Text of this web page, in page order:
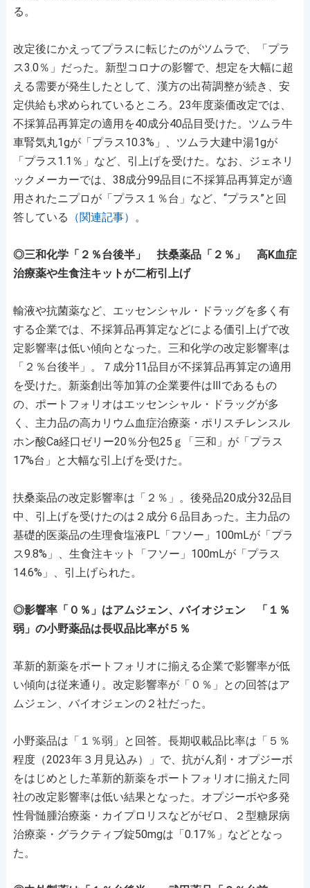
る。
改定後にかえってプラスに転じたのがツムラで、「プラ
ス3.0％」だった。新型コロナの影響で、想定を大幅に超
える需要が発生したとして、漢方の出荷調整が続き、安
定供給も求められているところ。23年度薬価改定では、
不採算品再算定の適用を40成分40品目受けた。ツムラ⽜
⾞腎気丸1gが「プラス10.3%」、ツムラ⼤建中湯1gが
「プラス1.1％」など、引上げを受けた。なお、ジェネリ
ックメーカーでは、38成分99品目に不採算品再算定が適
用されたニプロが「プラス１％台」など、“プラス”と回
答している
（関連記事） 。
◎三和化学「２％台後半」 扶桑薬品「２％」 高K血症
治療薬や生食注キットが二桁引上げ
輸液や抗菌薬など、エッセンシャル・ドラッグを多く有
する企業では、不採算品再算定などによる価引上げで改
定影響率は低い傾向となった。三和化学の改定影響率は
「２％台後半」。７成分11品目が不採算品再算定の適用
を受けた。新薬創出等加算の企業要件はⅢであるもの
の、ポートフォリオはエッセンシャル・ドラッグが多
く、主力品の高カリウム血症治療薬・ポリスチレンスル
ホン酸Ca経⼝ゼリー20％分包25ｇ「三和」が「プラス
17%台」と大幅な引上げを受けた。
扶桑薬品の改定影響率は「２％」。後発品20成分32品目
中、引上げを受けたのは２成分６品目あった。主力品の
基礎的医薬品の⽣理⾷塩液PL「フソー」100mLが「プラ
ス9.8%」、⽣⾷注キット「フソー」100mLが「プラス
14.6%」、引上げられた。
◎影響率「０％」はアムジェン、バイオジェン 「１％
弱」の小野薬品は長収品比率が５％
革新的新薬をポートフォリオに揃える企業で影響率が低
い傾向は従来通り。改定影響率が「０％」との回答はア
ムジェン、バイオジェンの２社だった。
小野薬品は「１％弱」と回答。長期収載品比率は「５％
程度（2023年３月見込み）」で、抗がん剤・オプジーボ
をはじめとした革新的新薬をポートフォリオに揃えた同
社の改定影響率は低い結果となった。オプジーボや多発
性骨髄腫治療薬・カイプロリスなどがゼロ、２型糖尿病
治療薬・グラクティブ錠50mgは「0.17％」などとなっ
た。